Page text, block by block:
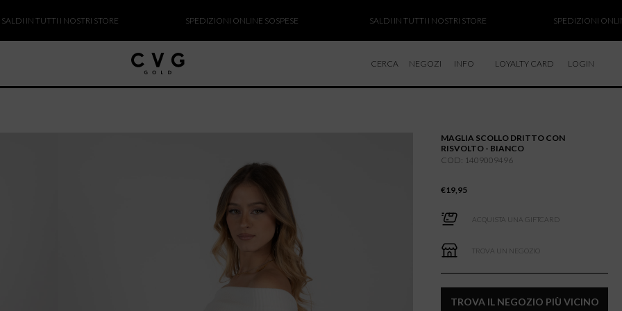
TUTTI I NOSTRI STORE SPEDIZIONI ONLINE SOSPESE SALDI IN TUTTI I NOSTRI STORE SPEDIZIONI ONLINE
CERCA NEGOZI INFO
RESI E RIMBORSI
LOYALTY CARD LOGIN
MAGLIA SCOLLO DRITTO CON
RISVOLTO - BIANCO
COD: 1409009496
€19,95
ACQUISTA UNA GIFTCARD
TROVA UN NEGOZIO
TROVA IL NEGOZIO PIÙ VICINO